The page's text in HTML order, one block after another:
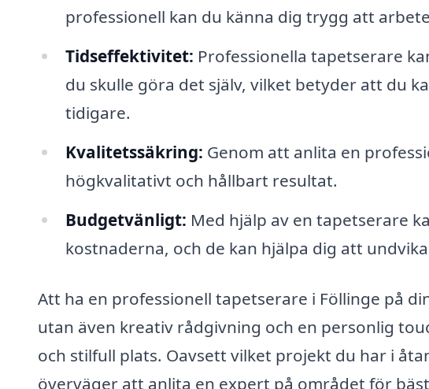
professionell kan du känna dig trygg att
Tidseffektivitet: Professionella tapetserare
du skulle göra det själv, vilket betyder att du
tidigare.
Kvalitetssäkring: Genom att anlita en
högkvalitativt och hållbart resultat.
Budgetvänligt: Med hjälp av en tapetserare
kostnaderna, och de kan hjälpa dig att
Att ha en professionell tapetserare i Föllinge på
utan även kreativ rådgivning och en personlig
och stilfull plats. Oavsett vilket projekt du har i
överväger att anlita en expert på området för